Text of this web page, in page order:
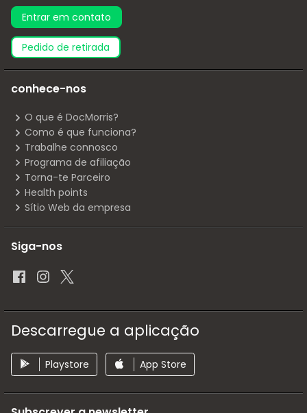
Entrar em contato
pedido de retirada
conhece-nos
O que é DocMorris?
Como é que funciona?
Trabalhe connosco
Programa de afiliação
Torna-te Parceiro
Health points
Sítio Web da empresa
Siga-nos
Descarregue a aplicação
Playstore App Store